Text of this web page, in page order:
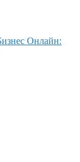
Онлайн: